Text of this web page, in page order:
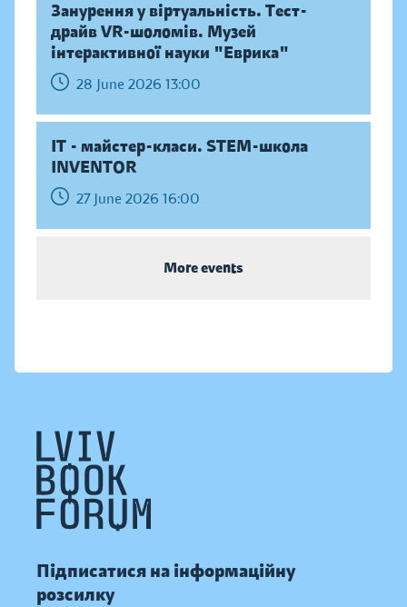
Занурення у віртуальність. Тест-
драйв VR-шоломів. Музей
інтерактивної науки "Еврика"
28 June 2026 13:00
IT - майстер-класи. STEM-школа
INVENTOR
27 June 2026 16:00
More events
Підписатися на інформаційну
розсилку